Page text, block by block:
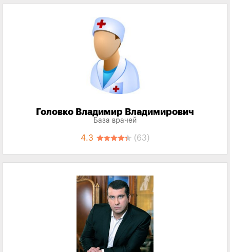
Головко Владимир Владимирович
База врачей
4.3 (63)